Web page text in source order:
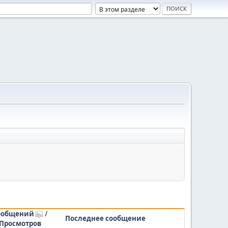
/
Просмотров
Последнее сообщение